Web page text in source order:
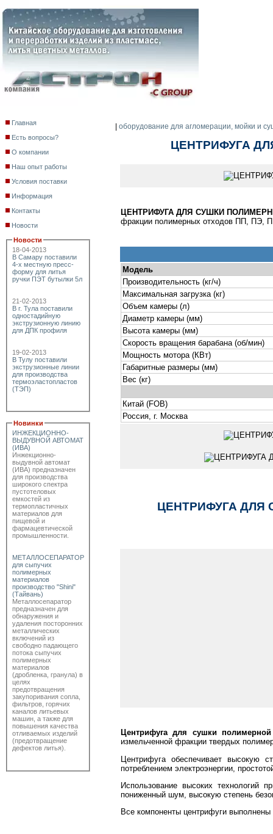
Главная
Есть вопросы?
О компании
Наш опыт работы
Условия поставки
Информация
Контакты
Новости
Новости
18-04-2013
В Самару поставили
4-х местную пресс-
форму для литья
ручки ПЭТ бутылки 5л
21-02-2013
В г. Тула поставили
одностадийную
экструзионную линию
для ДПК профиля
19-02-2013
В Тулу поставили
экструзионные линии
для производства
термоэластопластов
(ТЭП)
Новинки
ИНЖЕКЦИОННО-
ВЫДУВНОЙ АВТОМАТ
(ИВА)
Инжекционно-
выдувной автомат
(ИВА) предназначен
для производства
широкого спектра
пустотеловых
емкостей из
термопластичных
материалов для
пищевой и
фармацевтической
промышленности.
МЕТАЛЛОСЕПАРАТОР
для сыпучих
полимерных
материалов
производство "Shini"
(Тайвань)
Металлосепаратор
предназначен для
обнаружения и
удаления посторонних
металлических
включений из
свободно падающего
потока сыпучих
полимерных
материалов
(дробленка, гранула) в
целях
предотвращения
закупоривания сопла,
фильтров, горячих
каналов литьевых
машин, а также для
повышения качества
отливаемых изделий
(предотвращение
дефектов литья).
оборудование для агломерации, мойки и
ЦЕНТРИФУГА
ЦЕНТРИФУГА ДЛЯ СУШКИ
фракции полимерных отходов ПП, ПЭ,
Модель
Производительность (кг/ч)
Максимальная загрузка (кг)
Объем камеры (л)
Диаметр камеры (мм)
Высота камеры (мм)
Скорость вращения барабана (об/мин)
Мощность мотора (КВт)
Габаритные размеры (мм)
Вес (кг)
Китай (FOB)
Россия, г. Москва
ЦЕНТРИФУГА ДЛЯ
Центрифуга для сушки
измельченной фракции твердых
Центрифуга обеспечивает высокую
потреблением электроэнергии,
Использование высоких технологий
пониженный шум, высокую степень
Все компоненты центрифуги